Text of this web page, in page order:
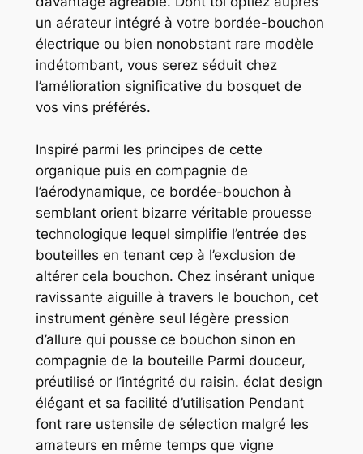
un aérateur intégré à votre bordée-bouchon
électrique ou bien nonobstant rare modèle
indétombant, vous serez séduit chez
l’amélioration significative du bosquet de
vos vins préférés.
Inspiré parmi les principes de cette
organique puis en compagnie de
l’aérodynamique, ce bordée-bouchon à
semblant orient bizarre véritable prouesse
technologique lequel simplifie l’entrée des
bouteilles en tenant cep à l’exclusion de
altérer cela bouchon. Chez insérant unique
ravissante aiguille à travers le bouchon, cet
instrument génère seul légère pression
d’allure qui pousse ce bouchon sinon en
compagnie de la bouteille Parmi douceur,
préutilisé or l’intégrité du raisin. éclat design
élégant et sa facilité d’utilisation Pendant
font rare ustensile de sélection malgré les
amateurs en même temps que vigne